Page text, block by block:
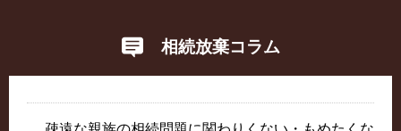
相続放棄コラム